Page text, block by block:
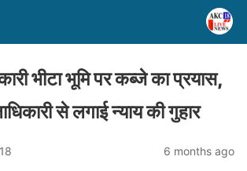
भीटा भूमि पर कब्जे का प्रयास,
से लगाई न्याय की गुहार
6 months ago